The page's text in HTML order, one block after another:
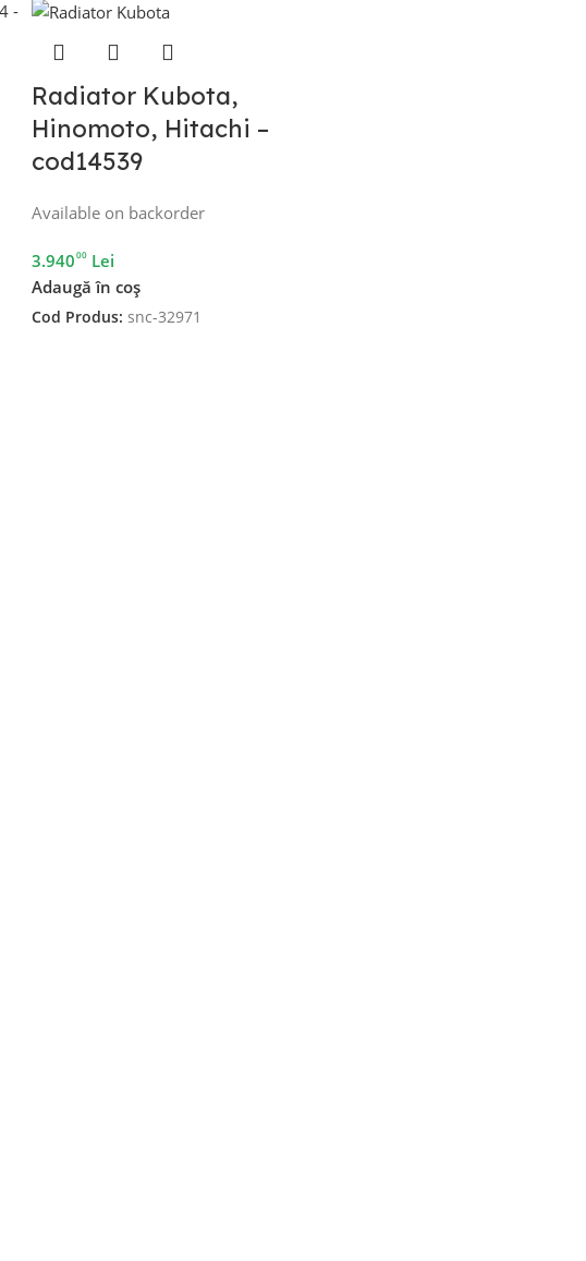
Radiator Kubota,
Hinomoto, Hitachi –
cod14539
Available on backorder
3.940 00 Lei
Adaugă în coș
Cod Produs:snc-32971